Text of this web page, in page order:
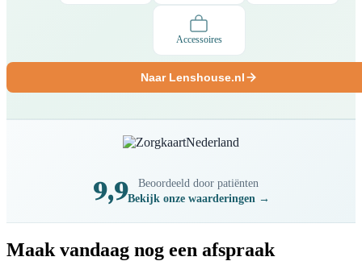
Accessoires
Naar Lenshouse.nl
9,9
Beoordeeld door patiënten
Bekijk onze waarderingen →
Maak vandaag nog een afspraak